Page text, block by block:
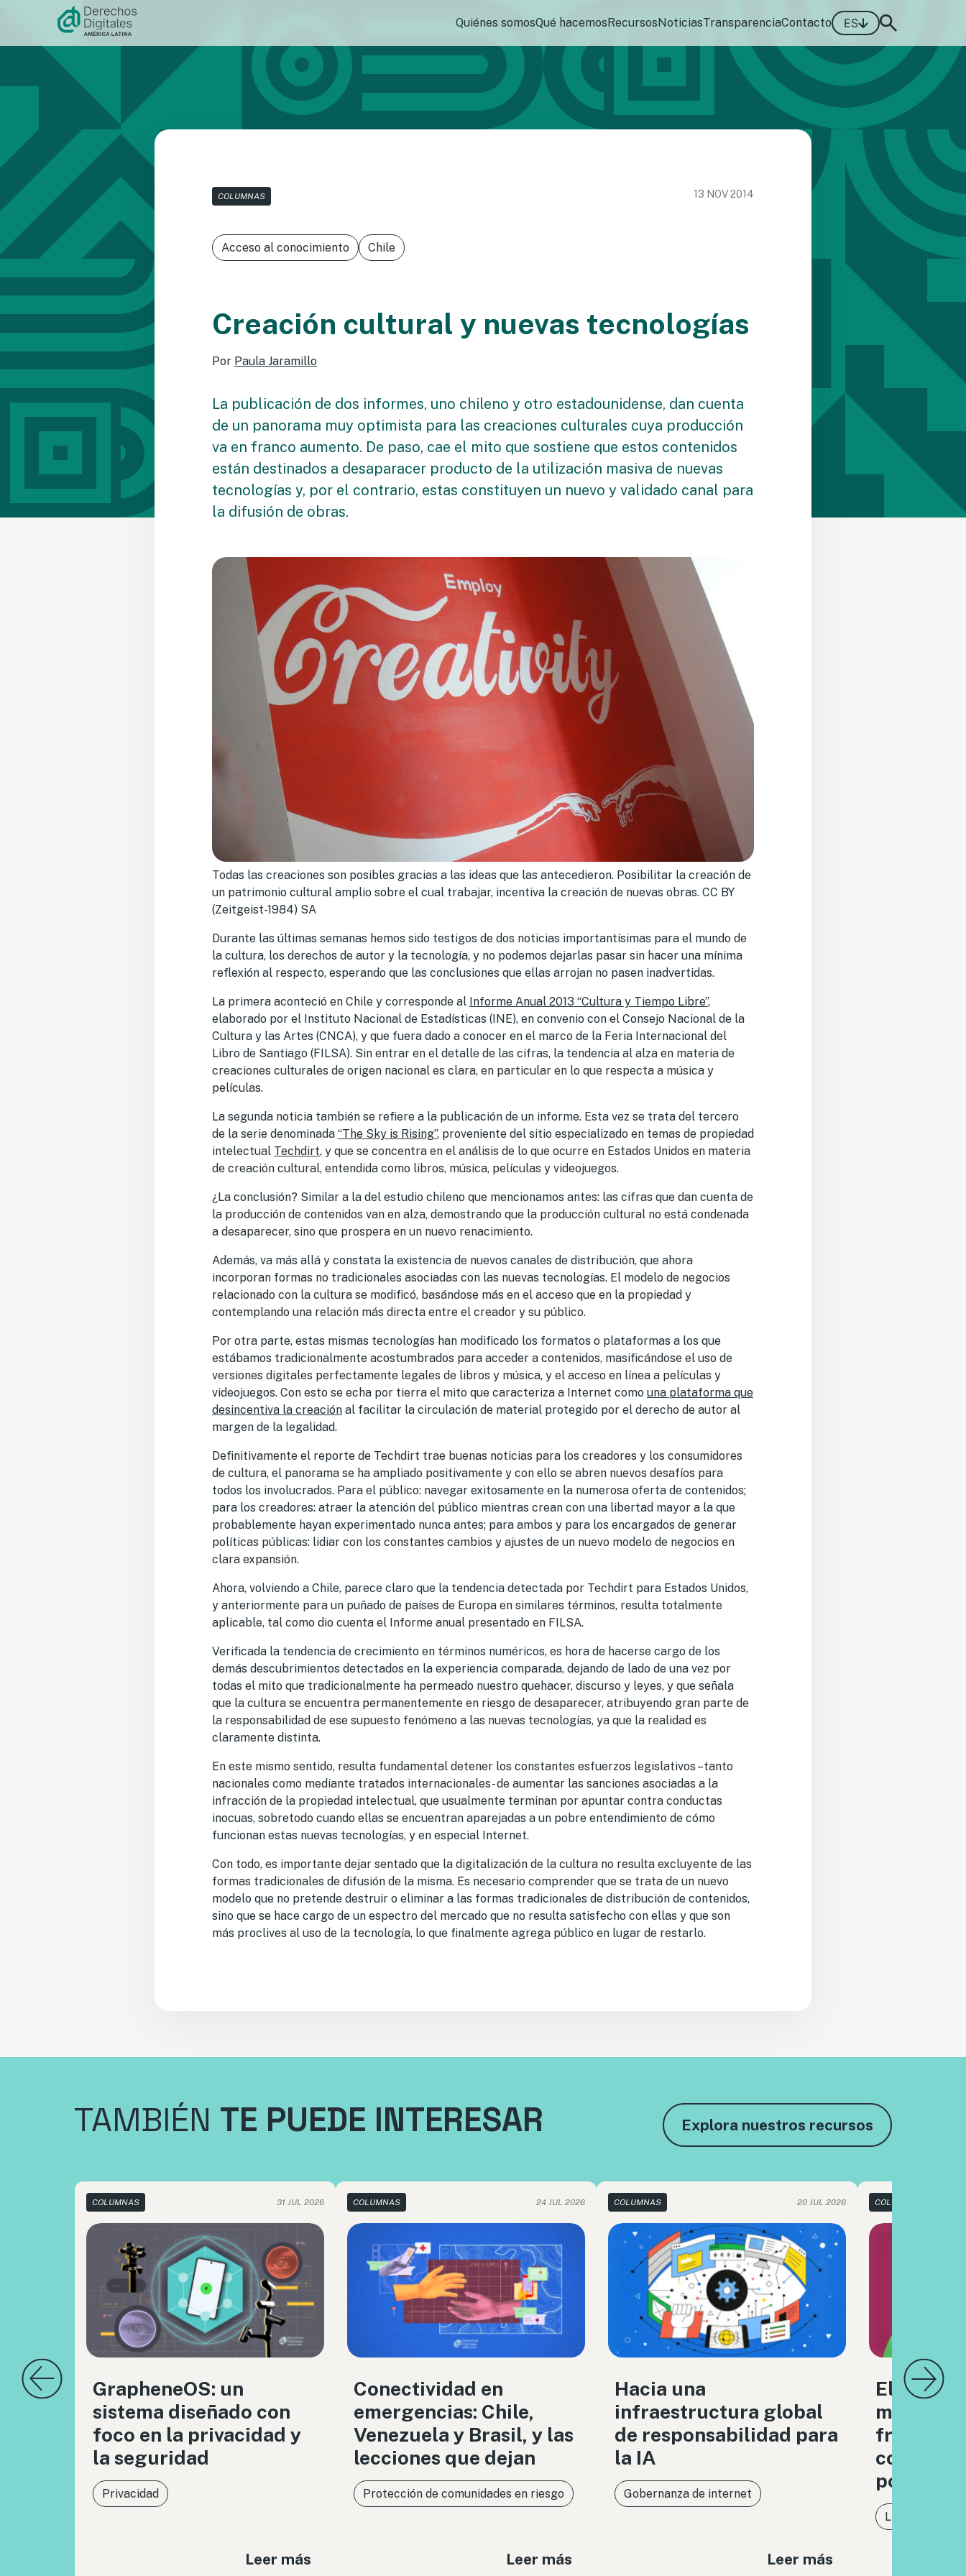
contenido
Quiénes somosQué hacemosRecursosNoticiasTransparenciaContacto ES
COLUMNAS 13 NOV 2014
Acceso al conocimiento Chile
Creación cultural y nuevas tecnologías
Por Paula Jaramillo
La publicación de dos informes, uno chileno y otro estadounidense, dan cuenta
de un panorama muy optimista para las creaciones culturales cuya producción
va en franco aumento. De paso, cae el mito que sostiene que estos contenidos
están destinados a desaparacer producto de la utilización masiva de nuevas
tecnologías y, por el contrario, estas constituyen un nuevo y validado canal para
la difusión de obras.
Todas las creaciones son posibles gracias a las ideas que las antecedieron. Posibilitar la creación de
un patrimonio cultural amplio sobre el cual trabajar, incentiva la creación de nuevas obras. CC BY
(Zeitgeist-1984) SA
Durante las últimas semanas hemos sido testigos de dos noticias importantísimas para el mundo de
la cultura, los derechos de autor y la tecnología, y no podemos dejarlas pasar sin hacer una mínima
reflexión al respecto, esperando que las conclusiones que ellas arrojan no pasen inadvertidas.
La primera aconteció en Chile y corresponde al Informe Anual 2013 “Cultura y Tiempo Libre”,
elaborado por el Instituto Nacional de Estadísticas (INE), en convenio con el Consejo Nacional de la
Cultura y las Artes (CNCA), y que fuera dado a conocer en el marco de la Feria Internacional del
Libro de Santiago (FILSA). Sin entrar en el detalle de las cifras, la tendencia al alza en materia de
creaciones culturales de origen nacional es clara, en particular en lo que respecta a música y
películas.
La segunda noticia también se refiere a la publicación de un informe. Esta vez se trata del tercero
de la serie denominada “The Sky is Rising”, proveniente del sitio especializado en temas de propiedad
intelectual Techdirt, y que se concentra en el análisis de lo que ocurre en Estados Unidos en materia
de creación cultural, entendida como libros, música, películas y videojuegos.
¿La conclusión? Similar a la del estudio chileno que mencionamos antes: las cifras que dan cuenta de
la producción de contenidos van en alza, demostrando que la producción cultural no está condenada
a desaparecer, sino que prospera en un nuevo renacimiento.
Además, va más allá y constata la existencia de nuevos canales de distribución, que ahora
incorporan formas no tradicionales asociadas con las nuevas tecnologías. El modelo de negocios
relacionado con la cultura se modificó, basándose más en el acceso que en la propiedad y
contemplando una relación más directa entre el creador y su público.
Por otra parte, estas mismas tecnologías han modificado los formatos o plataformas a los que
estábamos tradicionalmente acostumbrados para acceder a contenidos, masificándose el uso de
versiones digitales perfectamente legales de libros y música, y el acceso en línea a películas y
videojuegos. Con esto se echa por tierra el mito que caracteriza a Internet como una plataforma que
desincentiva la creación al facilitar la circulación de material protegido por el derecho de autor al
margen de la legalidad.
Definitivamente el reporte de Techdirt trae buenas noticias para los creadores y los consumidores
de cultura, el panorama se ha ampliado positivamente y con ello se abren nuevos desafíos para
todos los involucrados. Para el público: navegar exitosamente en la numerosa oferta de contenidos;
para los creadores: atraer la atención del público mientras crean con una libertad mayor a la que
probablemente hayan experimentado nunca antes; para ambos y para los encargados de generar
políticas públicas: lidiar con los constantes cambios y ajustes de un nuevo modelo de negocios en
clara expansión.
Ahora, volviendo a Chile, parece claro que la tendencia detectada por Techdirt para Estados Unidos,
y anteriormente para un puñado de países de Europa en similares términos, resulta totalmente
aplicable, tal como dio cuenta el Informe anual presentado en FILSA.
Verificada la tendencia de crecimiento en términos numéricos, es hora de hacerse cargo de los
demás descubrimientos detectados en la experiencia comparada, dejando de lado de una vez por
todas el mito que tradicionalmente ha permeado nuestro quehacer, discurso y leyes, y que señala
que la cultura se encuentra permanentemente en riesgo de desaparecer, atribuyendo gran parte de
la responsabilidad de ese supuesto fenómeno a las nuevas tecnologías, ya que la realidad es
claramente distinta.
En este mismo sentido, resulta fundamental detener los constantes esfuerzos legislativos –tanto
nacionales como mediante tratados internacionales- de aumentar las sanciones asociadas a la
infracción de la propiedad intelectual, que usualmente terminan por apuntar contra conductas
inocuas, sobretodo cuando ellas se encuentran aparejadas a un pobre entendimiento de cómo
funcionan estas nuevas tecnologías, y en especial Internet.
Con todo, es importante dejar sentado que la digitalización de la cultura no resulta excluyente de las
formas tradicionales de difusión de la misma. Es necesario comprender que se trata de un nuevo
modelo que no pretende destruir o eliminar a las formas tradicionales de distribución de contenidos,
sino que se hace cargo de un espectro del mercado que no resulta satisfecho con ellas y que son
más proclives al uso de la tecnología, lo que finalmente agrega público en lugar de restarlo.
TAMBIÉN TE PUEDE INTERESAR Explora nuestros recursos
COLUMNAS 31 JUL 2026
GrapheneOS: un
sistema diseñado con
foco en la privacidad y
la seguridad
Privacidad
Leer más
COLUMNAS 24 JUL 2026
Conectividad en
emergencias: Chile,
Venezuela y Brasil, y las
lecciones que dejan
Protección de comunidades en riesgo
Leer más
COLUMNAS 20 JUL 2026
Hacia una
infraestructura global
de responsabilidad para
la IA
Gobernanza de internet
Leer más
COLUMNAS
El
medios
frente a
poder
Libertad de